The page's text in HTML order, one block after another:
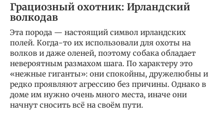
Грациозный охотник: Ирландский
волкодав
Эта порода — настоящий символ ирландских
полей. Когда-то их использовали для охоты на
волков и даже оленей, поэтому собака обладает
невероятным размахом шага. По характеру это
«нежные гиганты»: они спокойны, дружелюбны и
редко проявляют агрессию без причины. Однако в
доме им нужно очень много места, иначе они
начнут сносить всё на своём пути.